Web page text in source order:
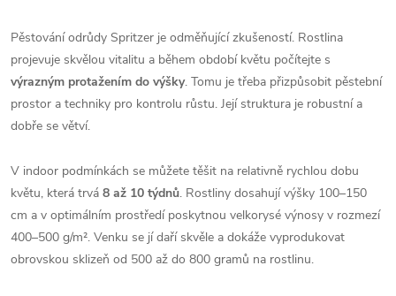
Pěstování odrůdy Spritzer je odměňující zkušeností. Rostlina
projevuje skvělou vitalitu a během období květu počítejte s
výrazným protažením do výšky. Tomu je třeba přizpůsobit pěstební
prostor a techniky pro kontrolu růstu. Její struktura je robustní a
dobře se větví.
V indoor podmínkách se můžete těšit na relativně rychlou dobu
květu, která trvá 8 až 10 týdnů. Rostliny dosahují výšky 100–150
cm a v optimálním prostředí poskytnou velkorysé výnosy v rozmezí
400–500 g/m². Venku se jí daří skvěle a dokáže vyprodukovat
obrovskou sklizeň od 500 až do 800 gramů na rostlinu.